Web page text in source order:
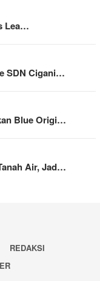
Lea…
SDN Cigani…
Blue Origi…
Air, Jad…
REDAKSI